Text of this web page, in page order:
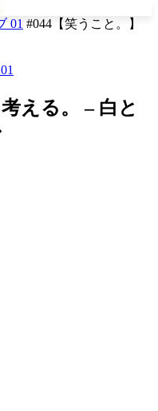
01 #044【笑うこと。】
える。 – 白と